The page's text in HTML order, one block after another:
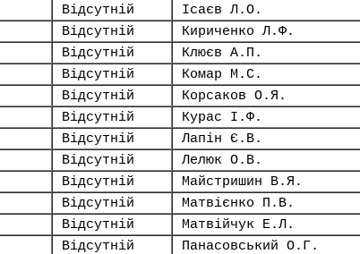
Відсутній Ісаєв Л.О.
Відсутній Кириченко Л.Ф.
Відсутній Клюєв А.П.
Відсутній Комар М.С.
Відсутній Корсаков О.Я.
Відсутній Курас І.Ф.
Відсутній Лапін Є.В.
Відсутній Лелюк О.В.
Відсутній Майстришин В.Я.
Відсутній Матвієнко П.В.
Відсутній Матвійчук Е.Л.
Відсутній Панасовський О.Г.